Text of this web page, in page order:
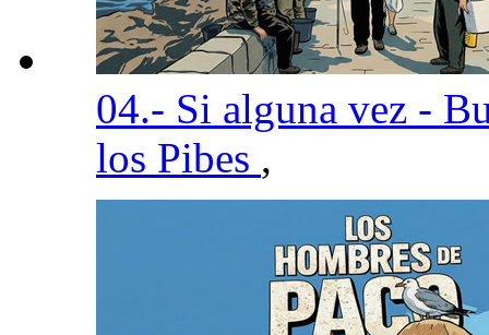
04.- Si alguna vez -
los Pibes ,